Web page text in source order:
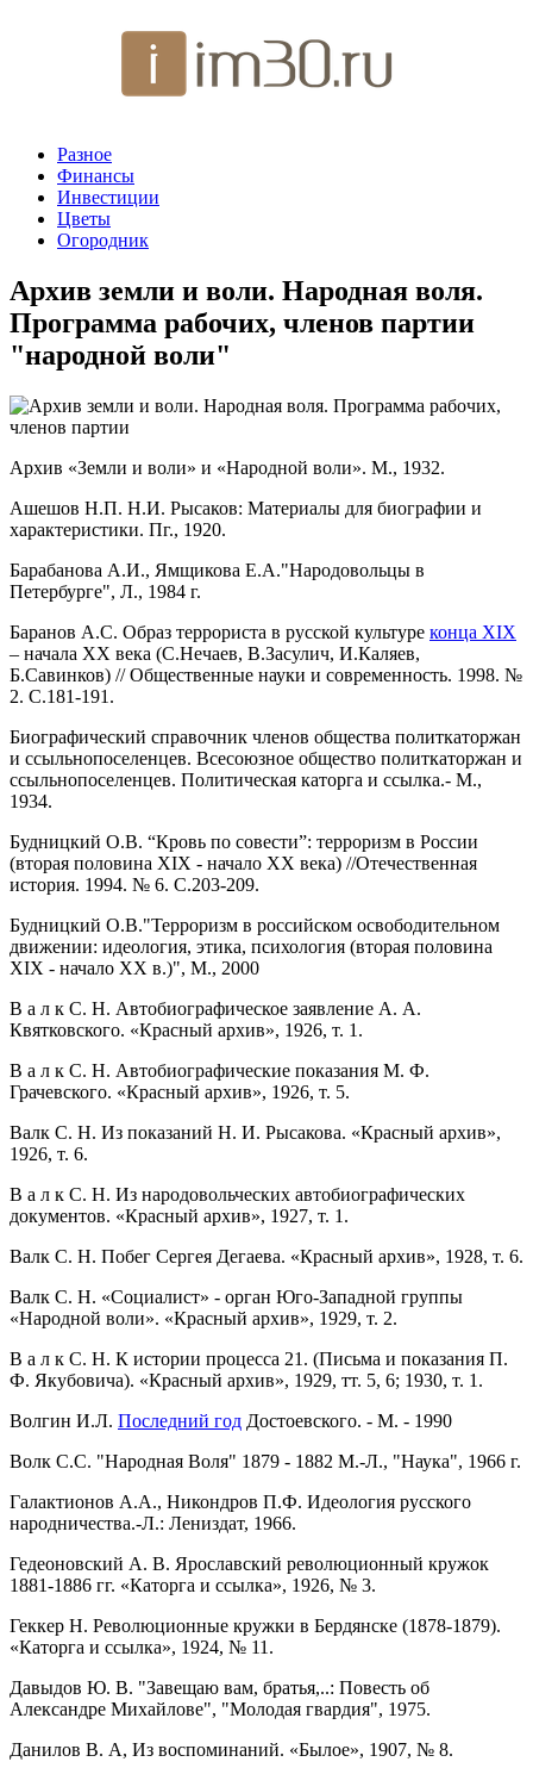
Разное
Финансы
Инвестиции
Цветы
Огородник
Архив земли и воли. Народная воля.
Программа рабочих, членов партии
"народной воли"
Архив «Земли и воли» и «Народной воли». М., 1932.
Ашешов Н.П. Н.И. Рысаков: Материалы для биографии и
характеристики. Пг., 1920.
Барабанова А.И., Ямщикова Е.А."Народовольцы в
Петербурге", Л., 1984 г.
Баранов А.С. Образ террориста в русской культуре конца XIX
– начала ХХ века (С.Нечаев, В.Засулич, И.Каляев,
Б.Савинков) // Общественные науки и современность. 1998. №
2. С.181-191.
Биографический справочник членов общества политкаторжан
и ссыльнопоселенцев. Всесоюзное общество политкаторжан и
ссыльнопоселенцев. Политическая каторга и ссылка.- М.,
1934.
Будницкий О.В. “Кровь по совести”: терроризм в России
(вторая половина XIX - начало ХХ века) //Отечественная
история. 1994. № 6. С.203-209.
Будницкий О.В."Терроризм в российском освободительном
движении: идеология, этика, психология (вторая половина
XIX - начало ХХ в.)", М., 2000
В а л к С. Н. Автобиографическое заявление А. А.
Квятковского. «Красный архив», 1926, т. 1.
В а л к С. Н. Автобиографические показания М. Ф.
Грачевского. «Красный архив», 1926, т. 5.
Валк С. Н. Из показаний Н. И. Рысакова. «Красный архив»,
1926, т. 6.
В а л к С. Н. Из народовольческих автобиографических
документов. «Красный архив», 1927, т. 1.
Валк С. Н. Побег Сергея Дегаева. «Красный архив», 1928, т. 6.
Валк С. Н. «Социалист» - орган Юго-Западной группы
«Народной воли». «Красный архив», 1929, т. 2.
В а л к С. Н. К истории процесса 21. (Письма и показания П.
Ф. Якубовича). «Красный архив», 1929, тт. 5, 6; 1930, т. 1.
Волгин И.Л. Последний год Достоевского. - М. - 1990
Волк С.С. "Народная Воля" 1879 - 1882 М.-Л., "Наука", 1966 г.
Галактионов А.А., Никондров П.Ф. Идеология русского
народничества.-Л.: Лениздат, 1966.
Гедеоновский А. В. Ярославский революционный кружок
1881-1886 гг. «Каторга и ссылка», 1926, № 3.
Геккер Н. Революционные кружки в Бердянске (1878-1879).
«Каторга и ссылка», 1924, № 11.
Давыдов Ю. В. "Завещаю вам, братья,..: Повесть об
Александре Михайлове", "Молодая гвардия", 1975.
Данилов В. А, Из воспоминаний. «Былое», 1907, № 8.